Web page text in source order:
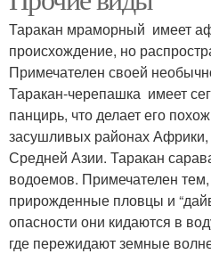
Таракан мраморный имеет
происхождение, но
Примечателен своей
Таракан-черепашка имеет
панцирь, что делает его
засушливых районах
Средней Азии. Таракан
водоемов. Примечателен тем,
прирожденные пловцы и
опасности они кидаются в
где пережидают земные